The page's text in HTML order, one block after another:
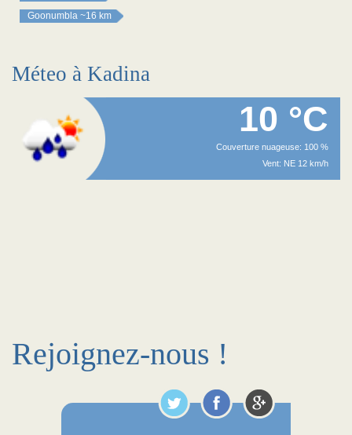
Goonumbla ~16 km
Méteo à Kadina
10 °C
Couverture nuageuse: 100 %
Vent: NE 12 km/h
Rejoignez-nous !